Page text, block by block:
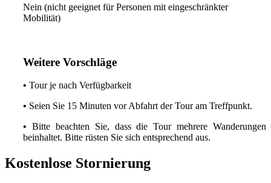
Nein (nicht geeignet für Personen mit eingeschränkter
Mobilität)
Weitere Vorschläge
• Tour je nach Verfügbarkeit
• Seien Sie 15 Minuten vor Abfahrt der Tour am Treffpunkt.
• Bitte beachten Sie, dass die Tour mehrere Wanderungen
beinhaltet. Bitte rüsten Sie sich entsprechend aus.
Kostenlose Stornierung